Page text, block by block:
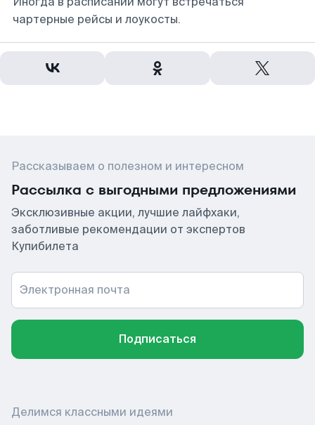
чартерные рейсы и лоукосты.
Рассказываем о полезном и интересном
Рассылка с выгодными предложениями
Эксклюзивные акции, лучшие лайфхаки,
заботливые рекомендации от экспертов
Купибилета
Электронная почта
Подписаться
Делимся классными идеями